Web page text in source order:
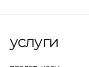
услуги